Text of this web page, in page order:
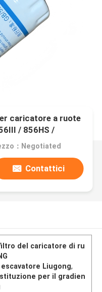
caricatore a ruote
/ 856HS /
/ 922D Grader
：Negotiated
Contattici
del caricatore di ru
Liugong,
per il gradien